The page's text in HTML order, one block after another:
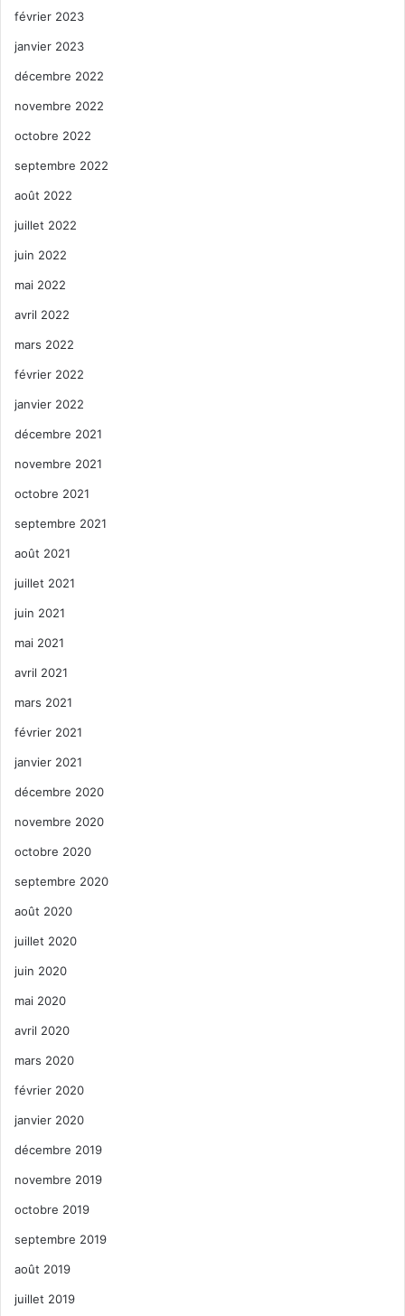
février 2023
janvier 2023
décembre 2022
novembre 2022
octobre 2022
septembre 2022
août 2022
juillet 2022
juin 2022
mai 2022
avril 2022
mars 2022
février 2022
janvier 2022
décembre 2021
novembre 2021
octobre 2021
septembre 2021
août 2021
juillet 2021
juin 2021
mai 2021
avril 2021
mars 2021
février 2021
janvier 2021
décembre 2020
novembre 2020
octobre 2020
septembre 2020
août 2020
juillet 2020
juin 2020
mai 2020
avril 2020
mars 2020
février 2020
janvier 2020
décembre 2019
novembre 2019
octobre 2019
septembre 2019
août 2019
juillet 2019